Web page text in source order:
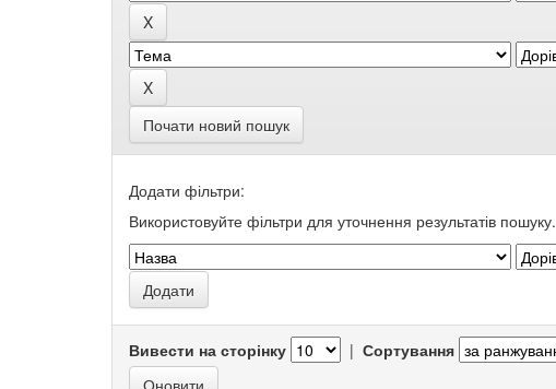
Почати новий пошук
Додати фільтри:
Використовуйте фільтри для уточнення результатів пошуку.
Вивести на сторінку | Сортування